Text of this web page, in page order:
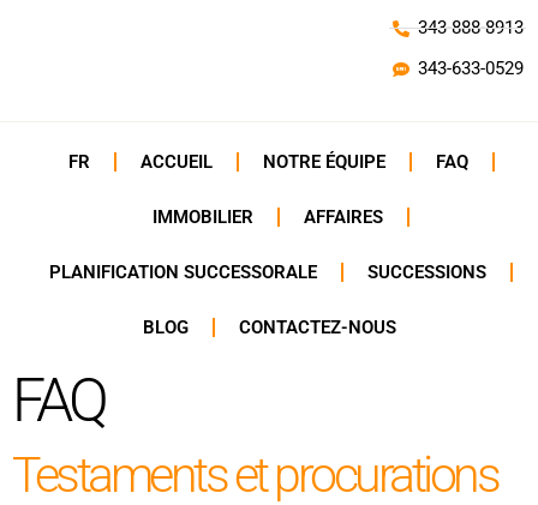
343-888-8913
343-633-0529
FR ACCUEIL NOTRE ÉQUIPE FAQ
IMMOBILIER AFFAIRES
PLANIFICATION SUCCESSORALE SUCCESSIONS
BLOG CONTACTEZ-NOUS
FAQ
Testaments et procurations